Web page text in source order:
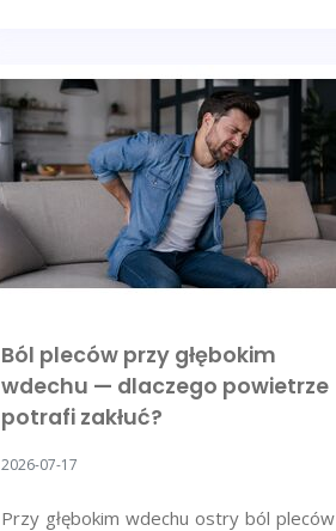
Ból pleców przy głębokim
wdechu — dlaczego powietrze
potrafi zakłuć?
2026-07-17
Przy głębokim wdechu ostry ból pleców